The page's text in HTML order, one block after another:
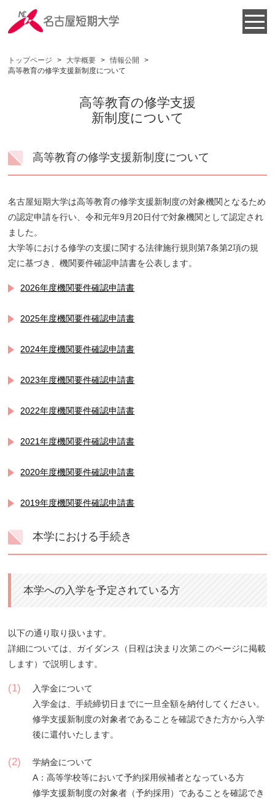
トップページ > 大学概要 > 情報公開
>
高等教育の修学支援新制度について
高等教育の修学支援
新制度について
高等教育の修学支援新制度について
名古屋短期大学は高等教育の修学支援新制度の対象機関となるため
の認定申請を行い、令和元年9月20日付で対象機関として認定され
ました。
大学等における修学の支援に関する法律施行規則第7条第2項の規
定に基づき、機関要件確認申請書を公表します。
2026年度機関要件確認申請書
2025年度機関要件確認申請書
2024年度機関要件確認申請書
2023年度機関要件確認申請書
2022年度機関要件確認申請書
2021年度機関要件確認申請書
2020年度機関要件確認申請書
2019年度機関要件確認申請書
本学における手続き
本学への入学を予定されている方
以下の通り取り扱います。
詳細については、ガイダンス（日程は決まり次第このページに掲載
します）で説明します。
(1)
入学金について
入学金は、手続締切日までに一旦全額を納付してください。
修学支援新制度の対象者であることを確認できた方から入学
後に還付いたします。
(2)
学納金について
A：高等学校等において予約採用候補者となっている方
修学支援新制度の対象者（予約採用）であることを確認でき